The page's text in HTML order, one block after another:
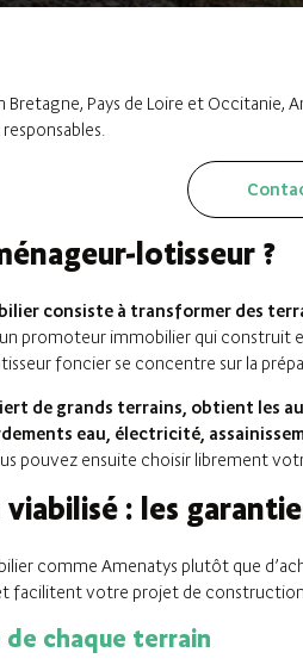
Bretagne, Pays de Loire et
lotisseur ?
consiste à transformer des
promoteur immobilier qui construit
foncier se concentre sur la
de grands terrains, obtient les
eau, électricité,
pouvez ensuite choisir librement
: les
comme Amenatys plutôt que
facilitent votre projet de
chaque terrain